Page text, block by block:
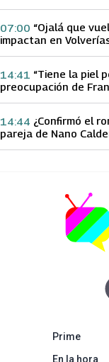
“Ojalá que
impactan en
07:00
“Tiene la piel
preocupación de
14:41
¿Confirmó el
pareja de Nano
14:44
Primeabre
En la hora